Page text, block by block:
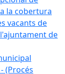
la cobertura
vacants de
de
(Procés